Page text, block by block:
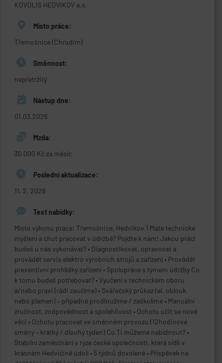
KOVOLIS HEDVIKOV a.s.
Místo práce:
Třemošnice (Chrudim)
Směnnost:
nepřetržitý
Nástup dne:
01.03.2026
Mzda:
30 000 Kč za měsíc
Poslední aktualizace:
11. 2. 2026
Text nabídky:
Místo výkonu práce: Třemošnice, Hedvikov 1 Máte technické
myšlení a chuť pracovat v údržbě? Pojďte k nám! Jakou práci
budeš u nás vykonávat? • Diagnostikovat, opravovat a
provádět servis elektro výrobních strojů a zařízení • Provádět
preventivní prohlídky zařízení • Spolupráce s týmem údržby Co
k tomu budeš potřebovat? • Vyučení v technickém oboru
a/nebo praxi (rádi zaučíme) • Svářečský průkaz (el. oblouk
nebo plamen) – případně prodloužíme / zaškolíme • Manuální
zručnost, zodpovědnost a spolehlivost • Ochotu učit se nové
věci • Ochotu pracovat ve směnném provozu (12hodinové
směny – krátký / dlouhý týden) Co Ti můžeme nabídnout? •
Stabilní zaměstnání v ryze české společnosti, která sídlí v
krásném Hedvičině údolí • 5 týdnů dovolené • Příspěvek na